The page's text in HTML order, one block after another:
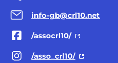
info-gb@crl10.net
/assocrl10/
/asso_crl10/